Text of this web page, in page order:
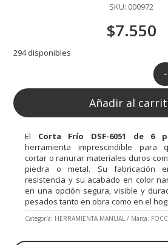
SKU: 000972
$7.550
294 disponibles
-
Añadir al
El Corta Frío DSF-6051 de 6
herramienta imprescindible para
cortar o ranurar materiales duros
piedra o metal. Su fabricación
resistencia y su acabado en color
en una opción segura, visible y
pesados tanto en obra como en el
Categoría: HERRAMIENTA MANUAL Marca: